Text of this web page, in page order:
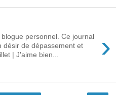
›
personnel. Ce journal
désir de dépassement et
| J'aime bien...